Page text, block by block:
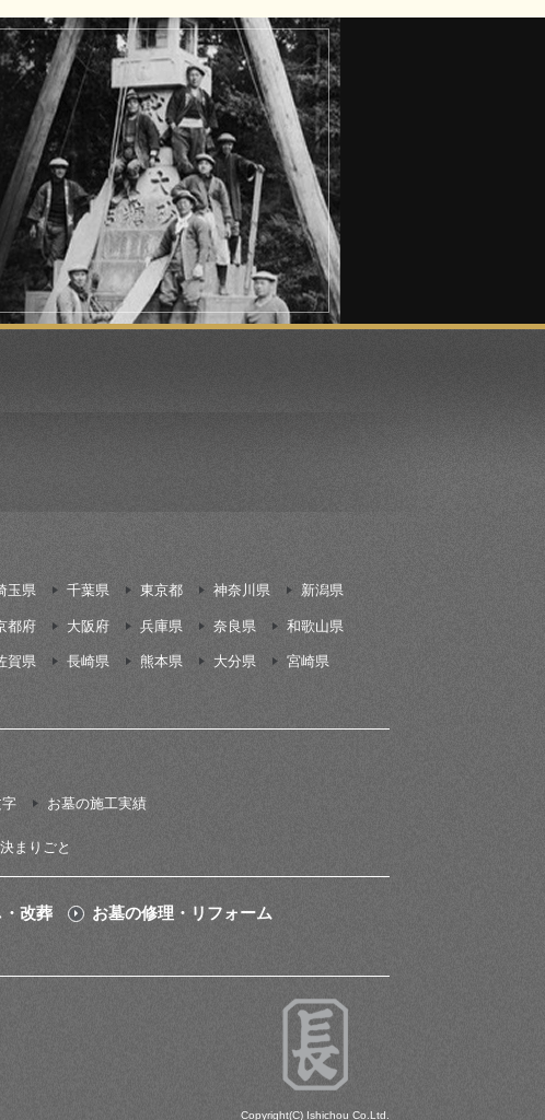
玉県 千葉県 東京都 神奈川県 新潟県
都府 大阪府 兵庫県 奈良県 和歌山県
賀県 長崎県 熊本県 大分県 宮崎県
お墓の施工実績
まりごと
改葬
お墓の修理・リフォーム
Copyright(C) Ishichou Co.Ltd.